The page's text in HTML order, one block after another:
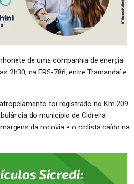
de uma companhia de energia
2h30, na ERS-786, entre Tramandaí e
foi registrado no Km 209
do município de Cidreira
da rodovia e o ciclista caído na